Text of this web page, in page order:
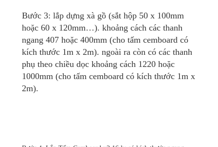
Bước 3: lắp dựng xà gồ (sắt hộp 50 x 100mm
hoặc 60 x 120mm…). khoảng cách các thanh
ngang 407 hoặc 400mm (cho tấm cemboard có
kích thước 1m x 2m). ngoài ra còn có các thanh
phụ theo chiều dọc khoảng cách 1220 hoặc
1000mm (cho tấm cemboard có kích thước 1m x
2m).